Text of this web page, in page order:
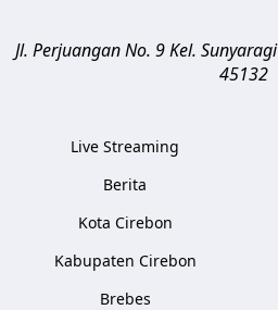
Jl. Perjuangan No. 9 Kel. Sunyaragi
45132
Live Streaming
Berita
Kota Cirebon
Kabupaten Cirebon
Brebes